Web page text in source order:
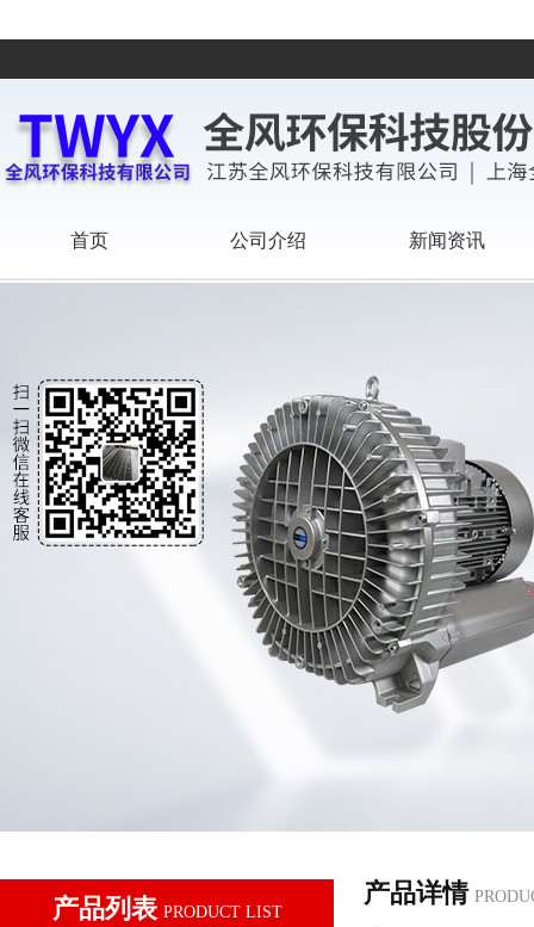
首页 公司介绍 新闻资讯
产品列表 PRODUCT LIST
产品详情